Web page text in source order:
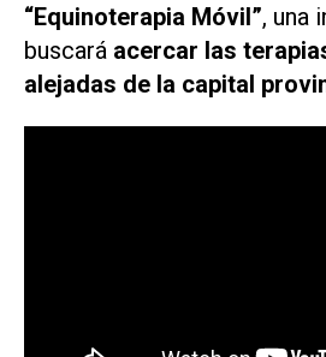
“Equinoterapia Móvil”, una
buscará acercar las
alejadas de la capital